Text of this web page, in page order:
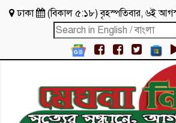
ঢাকা (বিকাল ৫:১৮)বৃহস্পতিবার,৬ই